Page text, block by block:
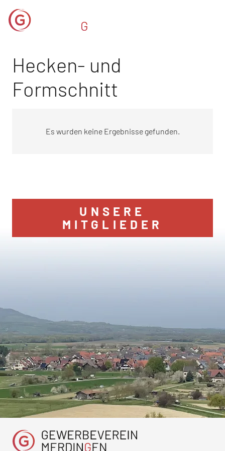
Hecken- und
Formschnitt
Es wurden keine Ergebnisse gefunden.
UNSERE
MITGLIEDER